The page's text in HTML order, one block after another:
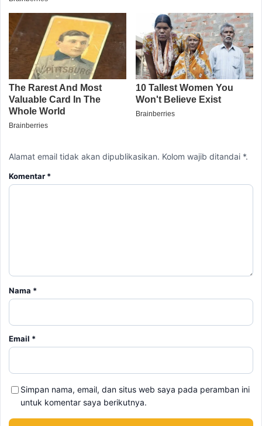
Alamat email tidak akan dipublikasikan. Kolom wajib ditandai *.
Komentar *
Nama *
Email *
Simpan nama, email, dan situs web saya pada peramban ini
untuk komentar saya berikutnya.